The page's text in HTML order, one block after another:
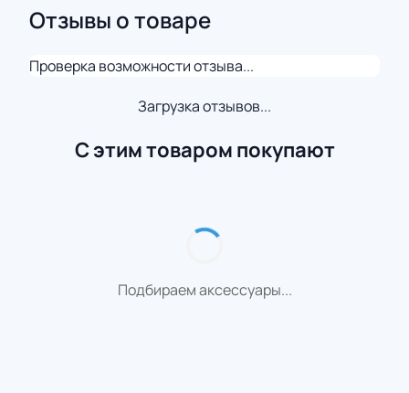
Отзывы о товаре
Проверка возможности отзыва...
Загрузка отзывов...
С этим товаром покупают
Подбираем аксессуары...